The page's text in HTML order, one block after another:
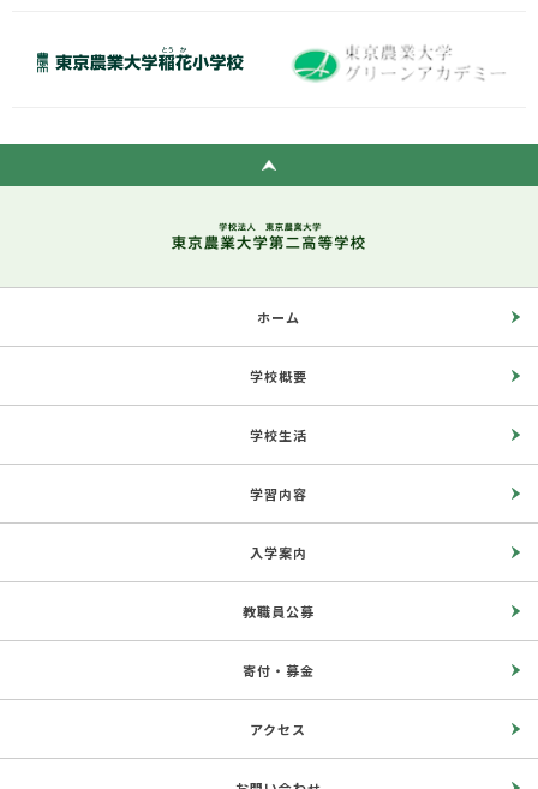
ホーム
学校概要
学校生活
学習内容
入学案内
教職員公募
寄付・募金
アクセス